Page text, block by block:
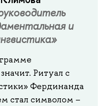
и
Ритуал с
Фердинанда
стал символом –